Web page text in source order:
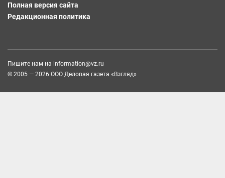
Полная версия сайта
Редакционная политика
Пишите нам на information@vz.ru
© 2005 — 2026 ООО Деловая газета «Взгляд»